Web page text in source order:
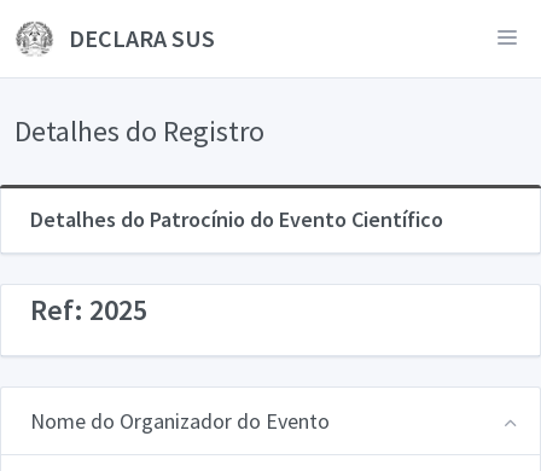
DECLARA SUS
Detalhes do Registro
Detalhes do Patrocínio do Evento Científico
Ref: 2025
Nome do Organizador do Evento